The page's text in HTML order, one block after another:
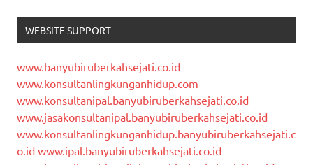
WEBSITE SUPPORT
www.banyubiruberkahsejati.co.id
www.konsultanlingkunganhidup.com
www.konsultanipal.banyubiruberkahsejati.co.id
www.jasakonsultanipal.banyubiruberkahsejati.co.id
www.konsultanlingkunganhidup.banyubiruberkahsejati.c
o.id www.ipal.banyubiruberkahsejati.co.id